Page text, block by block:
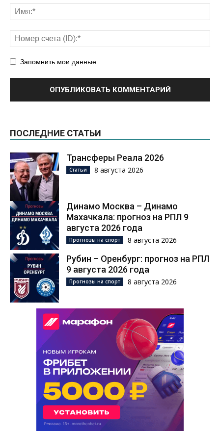
Запомнить мои данные
ПОСЛЕДНИЕ СТАТЬИ
Трансферы Реала 2026
Статьи 8 августа 2026
Динамо Москва – Динамо
Махачкала: прогноз на РПЛ 9
августа 2026 года
Прогнозы на спорт 8 августа 2026
Рубин – Оренбург: прогноз на РПЛ
9 августа 2026 года
Прогнозы на спорт 8 августа 2026